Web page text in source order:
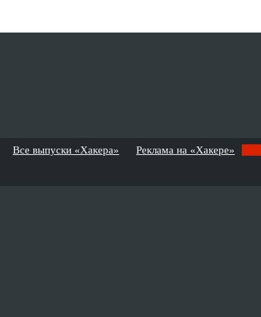
Все выпуски «Хакера» Реклама на «Хакере»